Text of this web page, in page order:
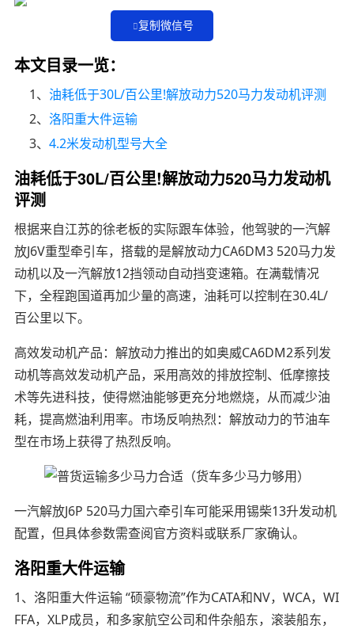
复制微信号
本文目录一览：
1、 油耗低于30L/百公里!解放动力520马力发动机评测
2、洛阳重大件运输
3、4.2米发动机型号大全
油耗低于30L/百公里!解放动力520马力发动机
评测
根据来自江苏的徐老板的实际跟车体验，他驾驶的一汽解
放J6V重型牵引车，搭载的是解放动力CA6DM3 520马力发
动机以及一汽解放12挡领动自动挡变速箱。在满载情况
下，全程跑国道再加少量的高速，油耗可以控制在30.4L/
百公里以下。
高效发动机产品：解放动力推出的如奥威CA6DM2系列发
动机等高效发动机产品，采用高效的排放控制、低摩擦技
术等先进科技，使得燃油能够更充分地燃烧，从而减少油
耗，提高燃油利用率。市场反响热烈：解放动力的节油车
型在市场上获得了热烈反响。
一汽解放J6P 520马力国六牵引车可能采用锡柴13升发动机
配置，但具体参数需查阅官方资料或联系厂家确认。
洛阳重大件运输
1、洛阳重大件运输 “硕豪物流”作为CATA和NV，WCA，WI
FFA，XLP成员，和多家航空公司和件杂船东，滚装船东，